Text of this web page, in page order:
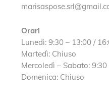
Orari
Lunedì: 9:30 – 13:00 /
Martedì: Chiuso
Mercoledì – Sabato:
Domenica: Chiuso